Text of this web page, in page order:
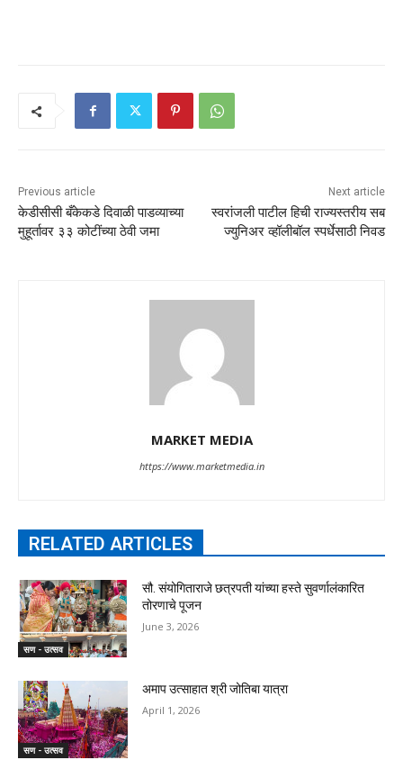
Previous article
केडीसीसी बँकेकडे दिवाळी पाडव्याच्या
मुहूर्तावर ३३ कोटींच्या ठेवी जमा
Next article
स्वरांजली पाटील हिची राज्यस्तरीय सब
ज्युनिअर व्हॉलीबॉल स्पर्धेसाठी निवड
MARKET MEDIA
https://www.marketmedia.in
RELATED ARTICLES
सण - उत्सव
सौ. संयोगिताराजे छत्रपती यांच्या हस्ते सुवर्णालंकारित
तोरणाचे पूजन
June 3, 2026
सण - उत्सव
अमाप उत्साहात श्री जोतिबा यात्रा
April 1, 2026